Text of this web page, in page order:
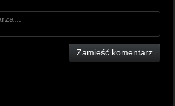
Zamieść komentarz